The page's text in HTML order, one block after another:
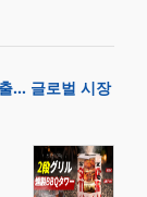
… 글로벌 시장